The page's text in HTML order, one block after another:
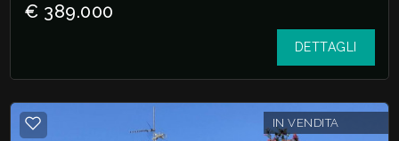
€ 389.000
DETTAGLI
IN VENDITA